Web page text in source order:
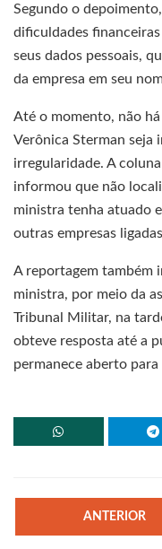
Segundo o
dificuldades
seus dados pessoais,
da empresa em seu
Até o momento, não
Verônica Sterman seja
irregularidade. A
informou que não
ministra tenha atuado
outras empresas
A reportagem também
ministra, por meio da
Tribunal Militar, na
obteve resposta até a
permanece aberto
ANTERIOR